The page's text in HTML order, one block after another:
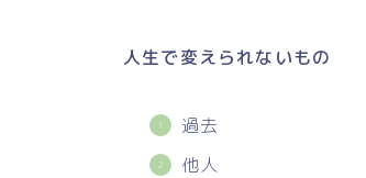
人生で変えられないもの
過去
他人